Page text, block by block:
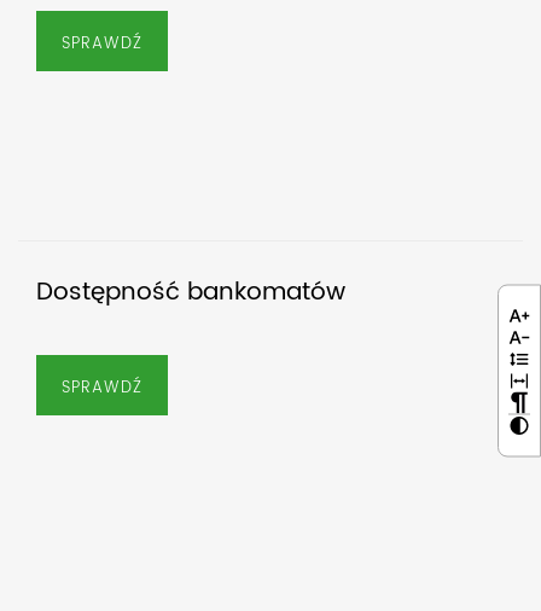
SPRAWDŹ
Dostępność bankomatów
SPRAWDŹ